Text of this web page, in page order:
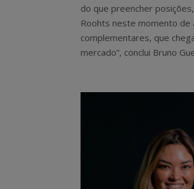
do que preencher
Roohts neste momento de
complementares, que
mercado”, conclui Bruno